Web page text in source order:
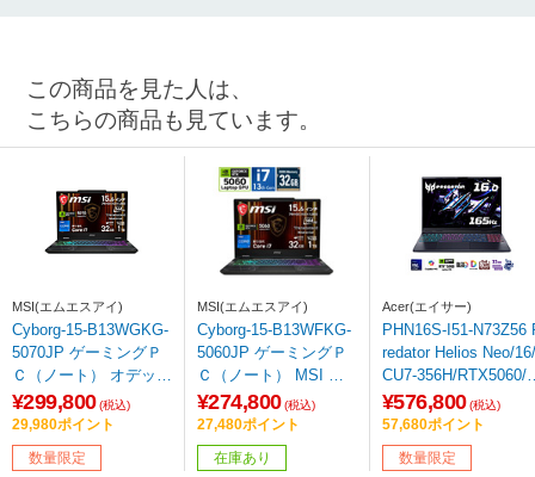
この商品を見た人は、
こちらの商品も見ています。
MSI(エムエスアイ)
Cyborg-15-B13WGKG-
5070JP ゲーミングＰ
Ｃ（ノート） オデッセ
イグレイ & スケルトン
［15.6型 /Windows11
Home /intel Core i7 /メ
モリ：32GB /SSD：1
¥299,800 (税込)
29,980ポイント
数量限定
MSI(エムエスアイ)
Cyborg-15-B13WFKG-
5060JP ゲーミングＰ
Ｃ（ノート） MSI オ
デッセイグレイ & スケ
ルトン ［15.6型 /Wind
ows11 Home /intel Cor
e i7 /メモリ：32GB /S
¥274,800 (税込)
27,480ポイント
在庫あり
Acer(エイサー)
PHN16S-I51-N73Z56
redator Helios Neo/16/
CU7-356H/RTX5060/3
2/1T/w11 ［Copilot+ P
C /16.0型 /Windows11
Home /intel Core Ultra
7 /メモリ：32GB /SS
¥576,800 (税込)
57,680ポイント
数量限定